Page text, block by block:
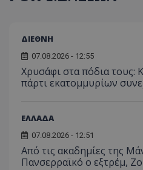
ΔΙΕΘΝΗ
07.08.2026 - 12:55
Χρυσάφι στα πόδια τους:
πάρτι εκατομμυρίων
ΕΛΛΑΔΑ
07.08.2026 - 12:51
Από τις ακαδημίες της
Πανσερραϊκό ο εξτρέμ,